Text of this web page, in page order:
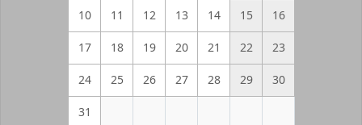
10 11 12 13 14 15 16
17 18 19 20 21 22 23
24 25 26 27 28 29 30
31